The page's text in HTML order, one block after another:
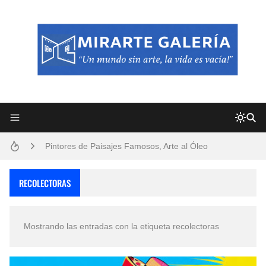
Pintores de Paisajes Famosos, Arte al Óleo
San Valentín Dibujos a Lápiz del 14 de Febrero
RECOLECTORAS
Mostrando las entradas con la etiqueta recolectoras